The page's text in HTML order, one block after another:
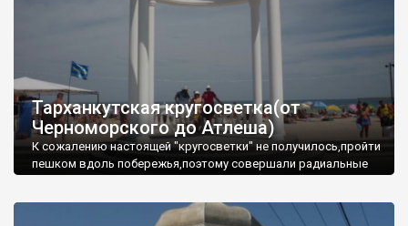
Тарханкутская кругосветка(от
Черноморского до Атлеша)
К сожалению настоящей "кругосветки" не получилось,пройти
пешком вдоль побережья,поэтому совершали радиальные